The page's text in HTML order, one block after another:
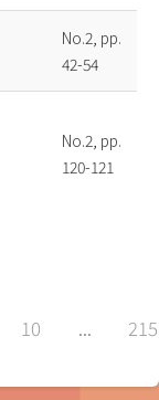
No.2, pp.
42-54
No.2, pp.
120-121
10 ... 215